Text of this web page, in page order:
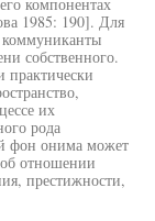
1985: 190]. Для
собственного.
их
рода
фон онима может
отношении
престижности,